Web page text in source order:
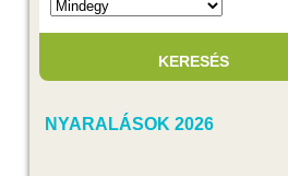
NYARALÁSOK 2026